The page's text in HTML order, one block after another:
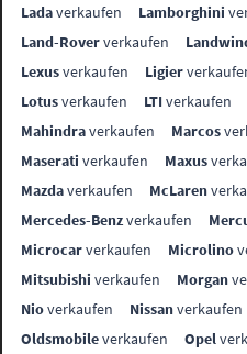
Ladaverkaufen Lamborghini
Land-Roververkaufen
Lexusverkaufen Ligier
Lotusverkaufen LTIverkaufen
Mahindraverkaufen Marcos
Maserati verkaufen Maxus
Mazdaverkaufen McLaren
Mercedes-Benzverkaufen
Microcarverkaufen Microlino
Mitsubishi verkaufen Morgan
Nioverkaufen Nissanverkaufen
Oldsmobileverkaufen Opel